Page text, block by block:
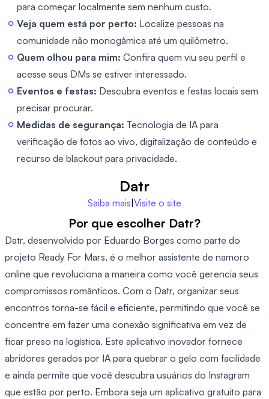
para começar localmente sem nenhum custo.
Veja quem está por perto: Localize pessoas na
comunidade não monogâmica até um quilômetro.
Quem olhou para mim: Confira quem viu seu perfil e
acesse seus DMs se estiver interessado.
Eventos e festas: Descubra eventos e festas locais sem
precisar procurar.
Medidas de segurança: Tecnologia de IA para
verificação de fotos ao vivo, digitalização de conteúdo e
recurso de blackout para privacidade.
Datr
Saiba mais Visite o site
Por que escolher Datr?
Datr, desenvolvido por Eduardo Borges como parte do
projeto Ready For Mars, é o melhor assistente de namoro
online que revoluciona a maneira como você gerencia seus
compromissos românticos. Com o Datr, organizar seus
encontros torna-se fácil e eficiente, permitindo que você se
concentre em fazer uma conexão significativa em vez de
ficar preso na logística. Este aplicativo inovador fornece
abridores gerados por IA para quebrar o gelo com facilidade
e ainda permite que você descubra usuários do Instagram
que estão por perto. Embora seja um aplicativo gratuito para